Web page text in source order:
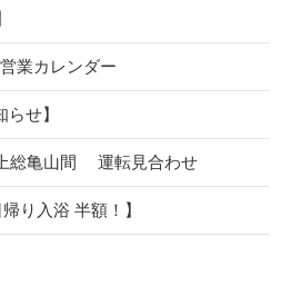
業カレンダー
せ】
総亀山間 運転見合わせ
り入浴 半額！】